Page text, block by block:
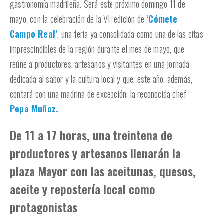
gastronomía madrileña. Será este próximo domingo 11 de
mayo, con la celebración de la VII edición de ‘Cómete
Campo Real’, una feria ya consolidada como una de las citas
imprescindibles de la región durante el mes de mayo, que
reúne a productores, artesanos y visitantes en una jornada
dedicada al sabor y la cultura local y que, este año, además,
contará con una madrina de excepción: la reconocida chef
Pepa Muñoz.
De 11 a 17 horas, una treintena de
productores y artesanos llenarán la
plaza Mayor con las aceitunas, quesos,
aceite y repostería local como
protagonistas